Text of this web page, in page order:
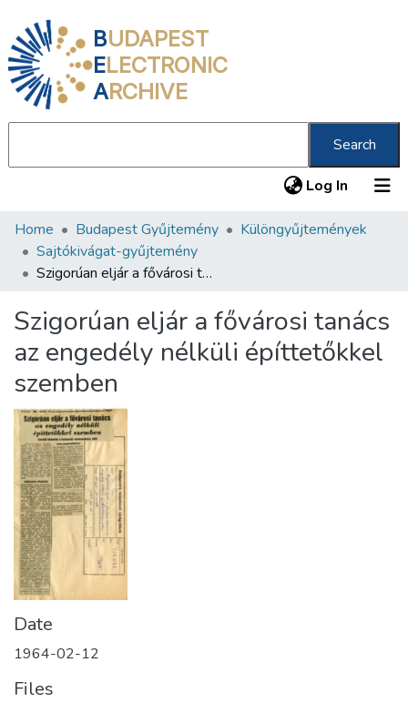
BUDAPEST
ELECTRONIC
ARCHIVE
Search
Log In (current)
Communities & Collections
All of DSpace
About us
Home Budapest Gyűjtemény
Különgyűjtemények
Sajtókivágat-gyűjtemény
Szigorúan eljár a fővárosi tanács az engedély nélküli építtetőkkel szemben
Szigorúan eljár a fővárosi tanács
az engedély nélküli építtetőkkel
szemben
Date
1964-02-12
Files